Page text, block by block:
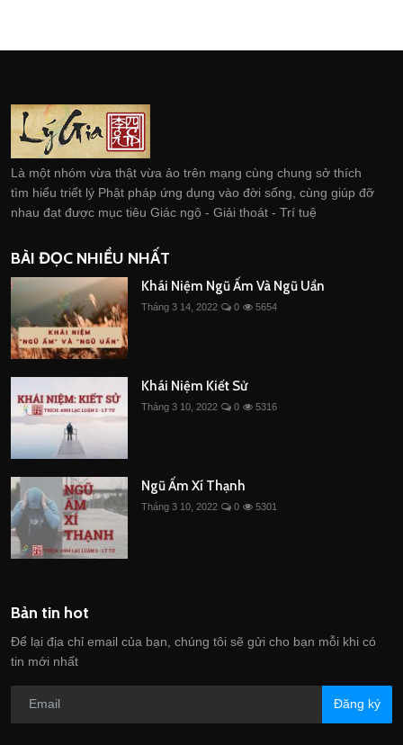
Là một nhóm vừa thật vừa ảo trên mạng cùng chung sở thích
tìm hiểu triết lý Phật pháp ứng dụng vào đời sống, cùng giúp đỡ
nhau đạt được mục tiêu Giác ngộ - Giải thoát - Trí tuệ
BÀI ĐỌC NHIỀU NHẤT
Khái Niệm Ngũ Ấm Và Ngũ Uẩn
Tháng 3 14, 2022 0 5654
Khái Niệm Kiết Sử
Tháng 3 10, 2022 0 5316
Ngũ Ấm Xí Thạnh
Tháng 3 10, 2022 0 5301
Bản tin hot
Để lại địa chỉ email của bạn, chúng tôi sẽ gửi cho bạn mỗi khi có
tin mới nhất
Đăng ký